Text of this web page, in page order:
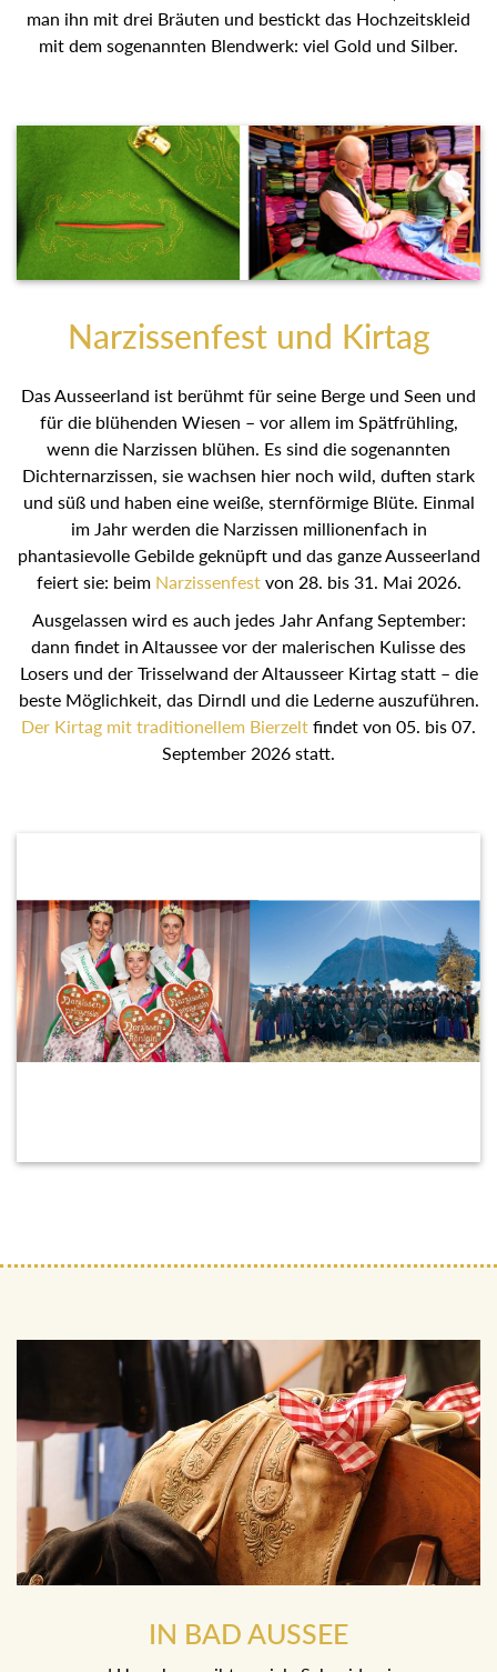
man ihn mit drei Bräuten und bestickt das Hochzeitskleid
mit dem sogenannten Blendwerk: viel Gold und Silber.
Narzissenfest und Kirtag
Das Ausseerland ist berühmt für seine Berge und Seen und
für die blühenden Wiesen – vor allem im Spätfrühling,
wenn die Narzissen blühen. Es sind die sogenannten
Dichternarzissen, sie wachsen hier noch wild, duften stark
und süß und haben eine weiße, sternförmige Blüte. Einmal
im Jahr werden die Narzissen millionenfach in
phantasievolle Gebilde geknüpft und das ganze Ausseerland
feiert sie: beim Narzissenfestvon 28. bis 31. Mai 2026.
Ausgelassen wird es auch jedes Jahr Anfang September:
dann findet in Altaussee vor der malerischen Kulisse des
Losers und der Trisselwand der Altausseer Kirtag statt – die
beste Möglichkeit, das Dirndl und die Lederne auszuführen.
Der Kirtag mit traditionellem Bierzelt findet von 05. bis 07.
September 2026 statt.
IN BAD AUSSEE